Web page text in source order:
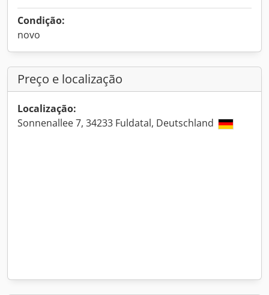
Condição:
novo
Preço e localização
Localização:
Sonnenallee 7, 34233 Fuldatal, Deutschland